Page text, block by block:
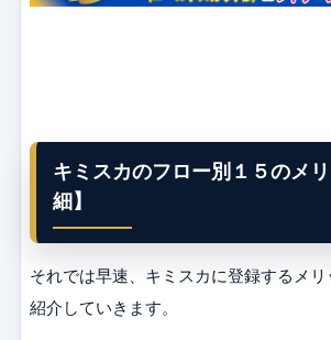
キミスカのフロー別１５のメ
細】
それでは早速、キミスカに登録するメ
紹介していきます。